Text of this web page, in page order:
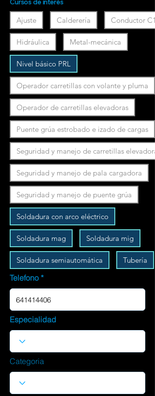
Cursos de interés
Ajuste Calderería Conductor C1
Hidráulica Metal-mecánica
Nivel básico PRL
Operador carretillas con volante y pluma
Operador de carretillas elevadoras
Puente grúa estrobado e izado de cargas
Seguridad y manejo de carretillas
Seguridad y manejo de pala cargadora
Seguridad y manejo de puente grúa
Soldadura con arco eléctrico
Soldadura mag Soldadura mig
Soldadura semiautomática Tubería
Telefono
Especialidad
Categoria